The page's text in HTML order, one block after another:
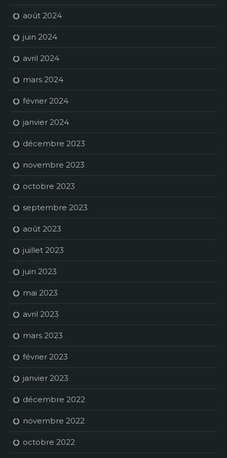
août 2024
juin 2024
avril 2024
mars 2024
février 2024
janvier 2024
décembre 2023
novembre 2023
octobre 2023
septembre 2023
août 2023
juillet 2023
juin 2023
mai 2023
avril 2023
mars 2023
février 2023
janvier 2023
décembre 2022
novembre 2022
octobre 2022